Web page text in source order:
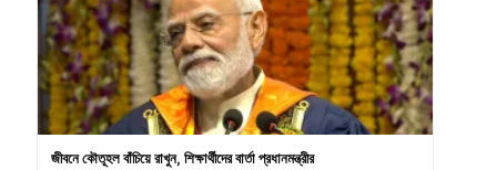
জীবনে কৌতূহল বাঁচিয়ে রাখুন, শিক্ষার্থীদের বার্তা প্রধানমন্ত্রীর